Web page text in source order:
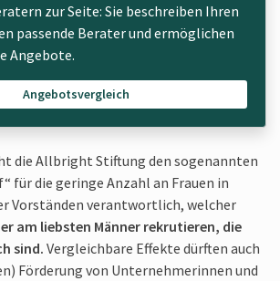
zur Seite: Sie beschreiben Ihren
passende Berater und ermöglichen
Angebote.
Angebotsvergleich
die Allbright Stiftung den sogenannten
für die geringe Anzahl an Frauen in
Vorständen verantwortlich, welcher
am liebsten Männer rekrutieren, die
sind. Vergleichbare Effekte dürften auch
Förderung von Unternehmerinnen und